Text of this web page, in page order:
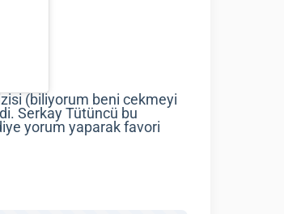
(biliyorum beni cekmeyi
Serkay Tütüncü bu
yorum yaparak favori